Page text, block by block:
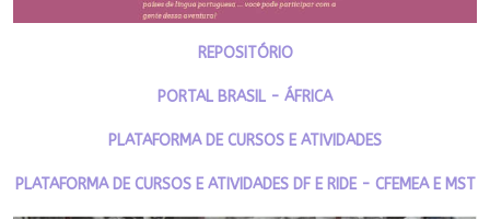
REPOSITÓRIO
PORTAL BRASIL - ÁFRICA
PLATAFORMA DE CURSOS E ATIVIDADES
PLATAFORMA DE CURSOS E ATIVIDADES DF E RIDE - CFEMEA E MST